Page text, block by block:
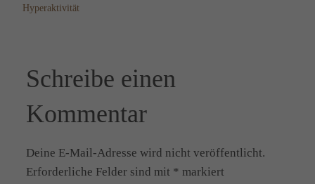
Hyperaktivität
Schreibe einen
Kommentar
Deine E-Mail-Adresse wird nicht veröffentlicht.
Erforderliche Felder sind mit * markiert